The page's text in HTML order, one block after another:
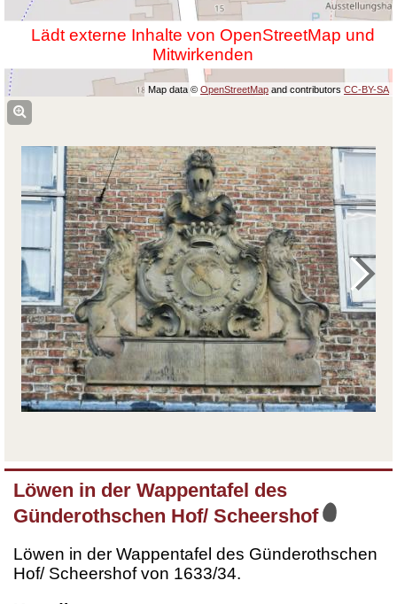
Map data © OpenStreetMap and contributors CC-BY-SA
Lädt externe Inhalte von OpenStreetMap und
Mitwirkenden
Löwen in der Wappentafel des
Günderothschen Hof/ Scheershof
Löwen in der Wappentafel des Günderothschen
Hof/ Scheershof von 1633/34.